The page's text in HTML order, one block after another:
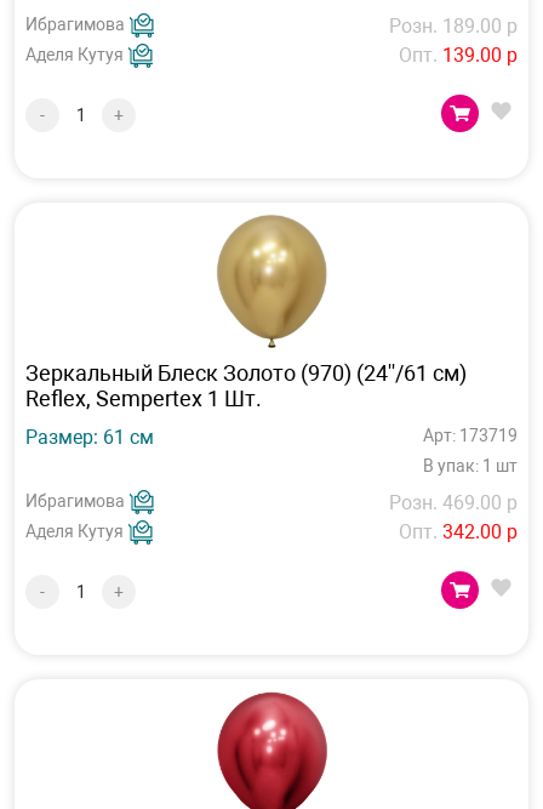
Ибрагимова
Аделя Кутуя
Розн. 189.00 р
Опт. 139.00 р
- +
Зеркальный Блеск Золото (970) (24''/61 см)
Reflex, Sempertex 1 Шт.
Размер: 61 см
Арт: 173719
В упак: 1 шт
Ибрагимова
Аделя Кутуя
Розн. 469.00 р
Опт. 342.00 р
- +